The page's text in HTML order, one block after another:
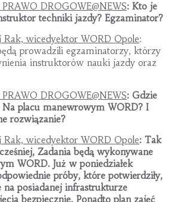
DROGOWE@NEWS: Kto je
techniki jazdy? Egzaminator?
wicedyektor WORD Opole:
prowadzili egzaminatorzy, którzy
instruktorów nauki jazdy oraz
DROGOWE@NEWS: Gdzie
Na placu manewrowym WORD? I
rozwiązanie?
wicedyektor WORD Opole: Tak
Zadania będą wykonywane
WORD. Już w poniedziałek
próby, które potwierdziły,
na posiadanej infrastrukturze
bezpiecznie. Ponadto plan zajęć